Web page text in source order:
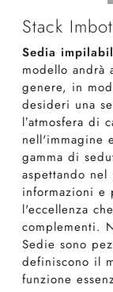
Stack
Sedia
modello
genere, in
desideri una
l’atmosfera di
nell'immagine
gamma di
aspettando
informazioni e
l'eccellenza
complementi.
Sedie sono
definiscono il
funzione